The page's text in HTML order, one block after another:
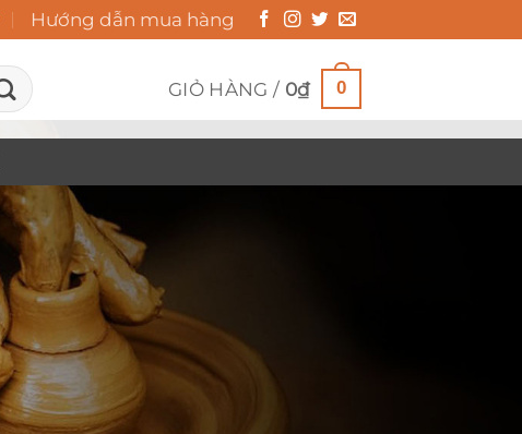
Hướng dẫn mua hàng
GIỎ HÀNG / 0₫ 0